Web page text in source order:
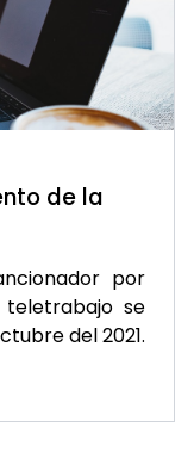
de la
por
se
del 2021.